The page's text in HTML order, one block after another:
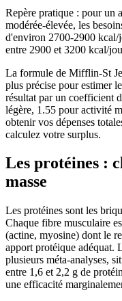
Repère pratique : pour un
modérée-élevée, les
d'environ 2700-2900 kcal/
entre 2900 et 3200 kcal/
La formule de Mifflin-St
plus précise pour estimer
résultat par un coefficient
légère, 1.55 pour activité
obtenir vos dépenses
calculez votre surplus.
Les protéines :
masse
Les protéines sont les
Chaque fibre musculaire
(actine, myosine) dont le
apport protéique adéquat.
plusieurs méta-analyses,
entre 1,6 et 2,2 g de
une efficacité